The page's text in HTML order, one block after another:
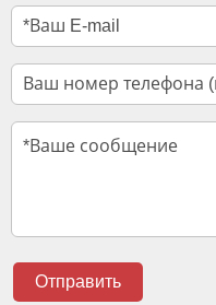
Отправить